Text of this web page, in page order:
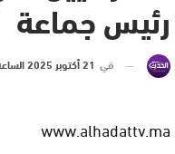
رئيس جماعة
في 21 أكتوبر 2025 الساعة 16 و 04 دقيقة
www.alhadattv.ma